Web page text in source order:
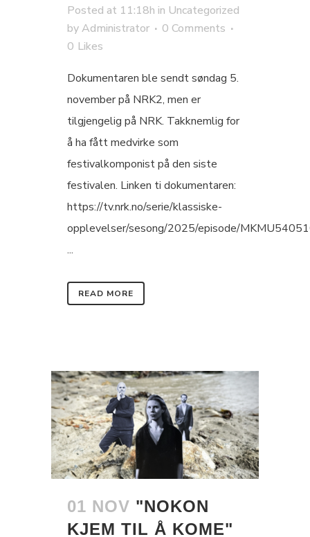
Posted at 11:18h in Uncategorized
byAdministrator
0 Comments
0 Likes
Dokumentaren ble sendt søndag 5.
november på NRK2, men er
tilgjengelig på NRK. Takknemlig for
å ha fått medvirke som
festivalkomponist på den siste
festivalen. Linken ti dokumentaren:
https://tv.nrk.no/serie/klassiske-
opplevelser/sesong/2025/episode/
...
READ MORE
01 NOV "NOKON
KJEM TIL Å KOME"